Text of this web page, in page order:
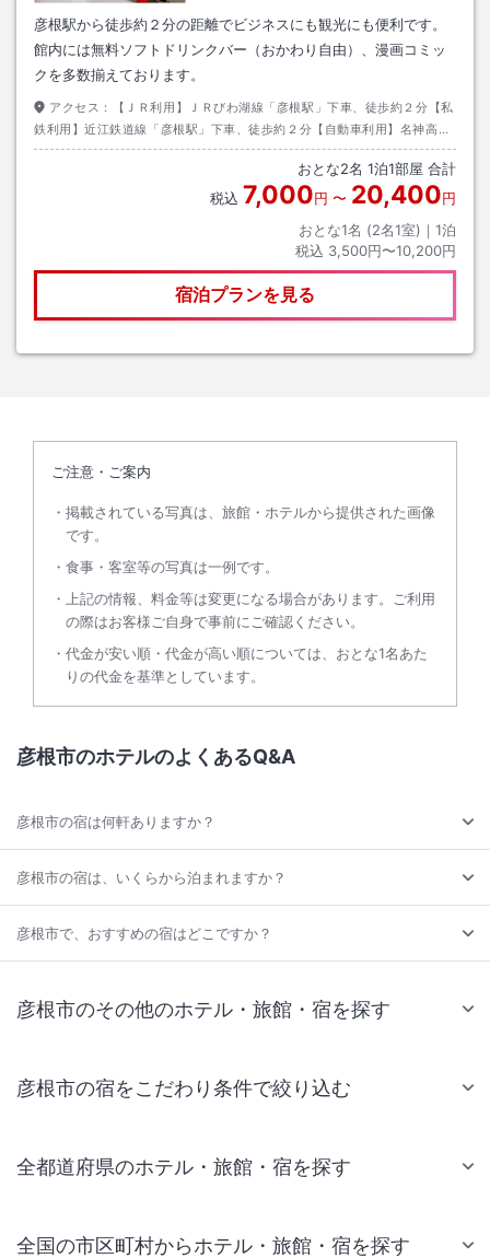
彦根駅から徒歩約２分の距離でビジネスにも観光にも便利です。
館内には無料ソフトドリンクバー（おかわり自由）、漫画コミッ
クを多数揃えております。
アクセス：
【ＪＲ利用】ＪＲびわ湖線「彦根駅」下車、徒歩約２分【私
鉄利用】近江鉄道線「彦根駅」下車、徒歩約２分【自動車利用】名神高速
道路「彦根I．C」より、彦根市街向き彦根駅西口方面へ
おとな2名 1泊1部屋 合計
税込 7,000円 〜 20,400円
おとな1名 (2名1室)｜ 1泊
税込 3,500円〜10,200円
宿泊プランを見る
ご注意・ご案内
掲載されている写真は、旅館・ホテルから提供された画像
です。
食事・客室等の写真は一例です。
上記の情報、料金等は変更になる場合があります。ご利用
の際はお客様ご自身で事前にご確認ください。
代金が安い順・代金が高い順については、おとな1名あた
りの代金を基準としています。
彦根市のホテルのよくあるQ&A
彦根市の宿は何軒ありますか？
彦根市の宿は、いくらから泊まれますか？
彦根市で、おすすめの宿はどこですか？
彦根市のその他のホテル・旅館・宿を探す
彦根市の宿をこだわり条件で絞り込む
全都道府県のホテル・旅館・宿を探す
全国の市区町村からホテル・旅館・宿を探す